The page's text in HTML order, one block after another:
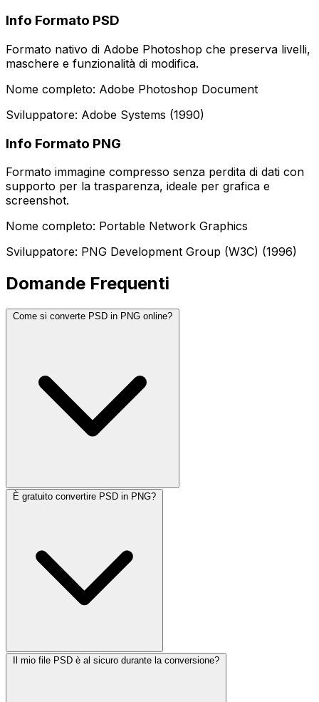
Info Formato PSD
Formato nativo di Adobe Photoshop che preserva livelli,
maschere e funzionalità di modifica.
Nome completo: Adobe Photoshop Document
Sviluppatore: Adobe Systems (1990)
Info Formato PNG
Formato immagine compresso senza perdita di dati con
supporto per la trasparenza, ideale per grafica e
screenshot.
Nome completo: Portable Network Graphics
Sviluppatore: PNG Development Group (W3C) (1996)
Domande Frequenti
Come si converte PSD in PNG online?
È gratuito convertire PSD in PNG?
Il mio file PSD è al sicuro durante la conversione?